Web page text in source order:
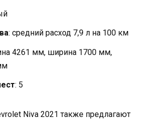
: средний расход 7,9 л на 100 км
4261 мм, ширина 1700 мм,
: 5
Niva 2021 также предлагают